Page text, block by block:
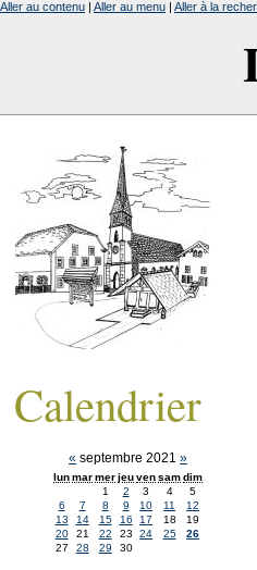
Aller au contenu | Aller au menu | Aller à la
Calendrier
« septembre 2021»
lunmarmerjeuvensamdim
1
2 3 4
5
6
7 8 9 10 11
12
13
14 15 16 17 18
19
20
21 22 23 24 25
26
27
28 29 30